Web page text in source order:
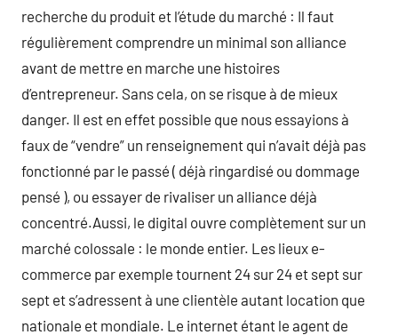
recherche du produit et l’étude du marché : Il faut
régulièrement comprendre un minimal son alliance
avant de mettre en marche une histoires
d’entrepreneur. Sans cela, on se risque à de mieux
danger. Il est en effet possible que nous essayions à
faux de “vendre” un renseignement qui n’avait déjà pas
fonctionné par le passé ( déjà ringardisé ou dommage
pensé ), ou essayer de rivaliser un alliance déjà
concentré.Aussi, le digital ouvre complètement sur un
marché colossale : le monde entier. Les lieux e-
commerce par exemple tournent 24 sur 24 et sept sur
sept et s’adressent à une clientèle autant location que
nationale et mondiale. Le internet étant le agent de